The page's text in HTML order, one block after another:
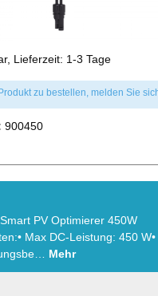
Lieferzeit: 1-3 Tage
zu bestellen, melden Sie
900450
PV Optimierer 450W
Max DC-Leistung: 450
Mehr